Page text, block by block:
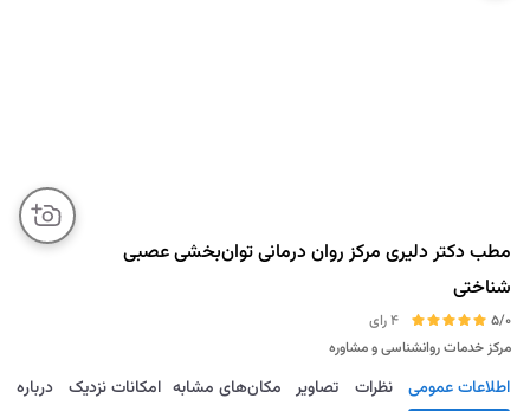
مطب‌ دکتر‌ دلیری مرکز روان درمانی توان‌بخشی‌ عصبی
شناختی
5/0
4 رای
مرکز خدمات روانشناسی و مشاوره
مسیریابی ذخیره ارسال تماس اطلاعات عمومی نظرات تصاویر مکان‌های مشابه امکانات نزدیک درباره